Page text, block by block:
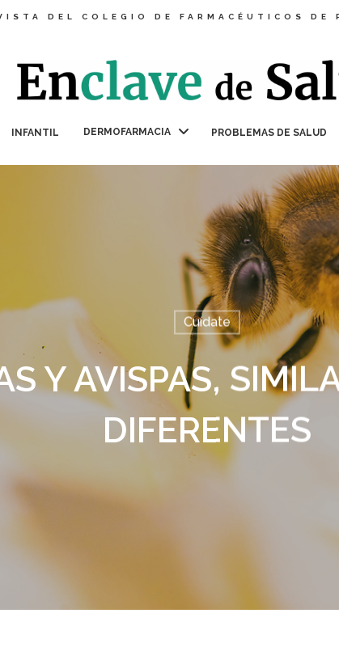
DEL COLEGIO DE FARMACÉUTICOS DE
INFANTIL DERMOFARMACIA PROBLEMAS DE SALUD
Cuídate
Y AVISPAS,
DIFERENTES